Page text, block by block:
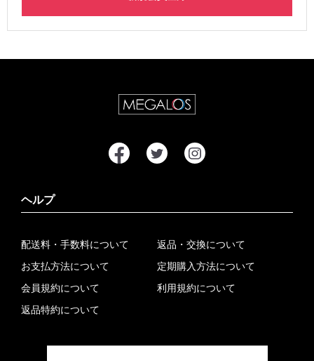
ヘルプ
配送料・手数料について
お支払方法について
会員規約について
返品特約について
返品・交換について
定期購入方法について
利用規約について